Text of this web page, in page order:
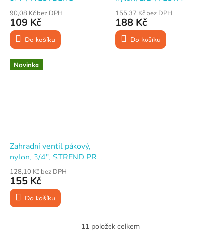
90,08 Kč bez DPH
109 Kč
Do košíku
155,37 Kč bez DPH
188 Kč
Do košíku
Novinka
Zahradní ventil pákový,
nylon, 3/4", STREND PRO
Garden
128,10 Kč bez DPH
155 Kč
Do košíku
O
11 položek celkem